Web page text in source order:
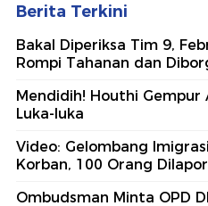
Berita Terkini
Bakal Diperiksa Tim 9,
Rompi Tahanan dan
Mendidih! Houthi Gempur
Luka-luka
Video: Gelombang
Korban, 100 Orang
Ombudsman Minta OPD